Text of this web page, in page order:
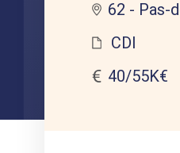
62 - Pas-
CDI
40/55K€